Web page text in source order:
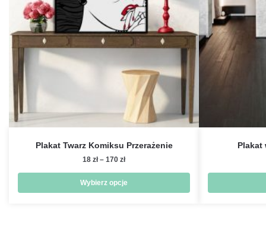
Plakat Twarz Komiksu Przerażenie
18 zł – 170 złZakres
od
18 zł
Wybierz opcje
Plakat